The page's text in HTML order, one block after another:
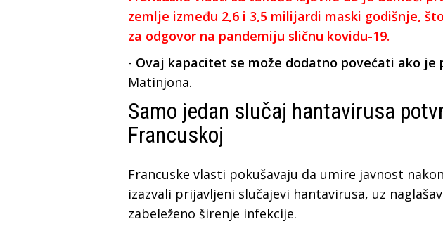
zemlje između 2,6 i 3,5 milijardi maski godišnje,
za odgovor na pandemiju sličnu kovidu-19.
- Ovaj kapacitet se može dodatno povećati ako je
Matinjona.
Samo jedan slučaj hantavirusa
Francuskoj
Francuske vlasti pokušavaju da umire javnost
izazvali prijavljeni slučajevi hantavirusa, uz
zabeleženo širenje infekcije.